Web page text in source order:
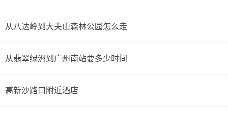
从八达岭到大夫山森林公园怎么走
从翡翠绿洲到广州南站要多少时间
高新沙路口附近酒店